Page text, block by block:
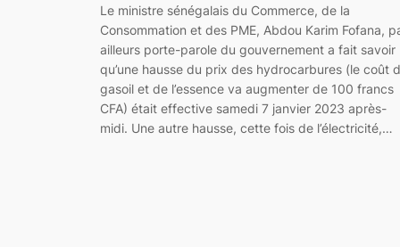
Le ministre sénégalais du Commerce, de la
Consommation et des PME, Abdou Karim Fofana,
ailleurs porte-parole du gouvernement a fait savoir
qu’une hausse du prix des hydrocarbures (le coût
gasoil et de l’essence va augmenter de 100 francs
CFA) était effective samedi 7 janvier 2023 après-
midi. Une autre hausse, cette fois de l’électricité,…